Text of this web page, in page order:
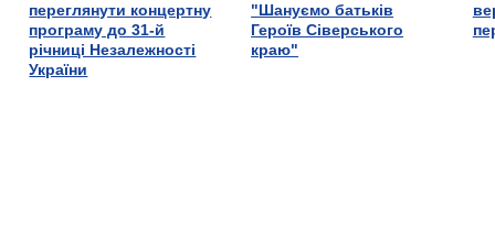
переглянути концертну
програму до 31-й
річниці Незалежності
України
"Шануємо батьків
Героїв Сіверського
краю"